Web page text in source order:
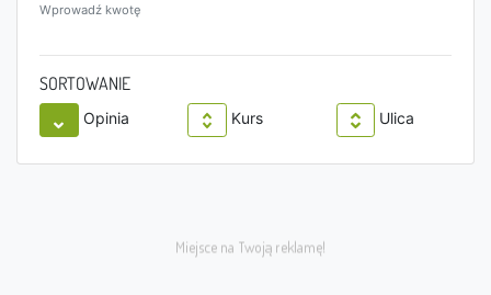
Wprowadź kwotę
SORTOWANIE
Opinia Kurs Ulica